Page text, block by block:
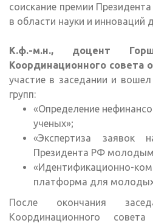
соискание премии
в области науки и
К.ф.-м.н., доцент
Координационного совета
участие в заседании и
групп:
«Определение
ученых»;
«Экспертиза заявок
Президента РФ
«Идентификационно-
платформа для молодых
После окончания
Координационного